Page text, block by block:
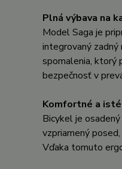
Plná výbava na
Model Saga je
integrovaný
spomalenia, ktorý
bezpečnosť v
Komfortné a
Bicykel je
vzpriamený
Vďaka tomuto